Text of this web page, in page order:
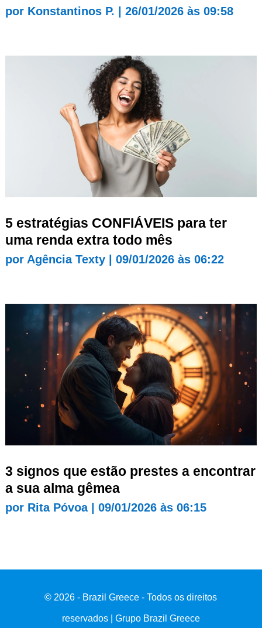
por Konstantinos P. 26/01/2026 às 09:58
5 estratégias CONFIÁVEIS para ter
uma renda extra todo mês
por Agência Texty| 09/01/2026 às 06:22
3 signos que estão prestes a encontrar
a sua alma gêmea
por Rita Póvoa| 09/01/2026 às 06:15
© 2026 - Brazil Greece - Todos os direitos
reservados | Grupo Brazil Greece